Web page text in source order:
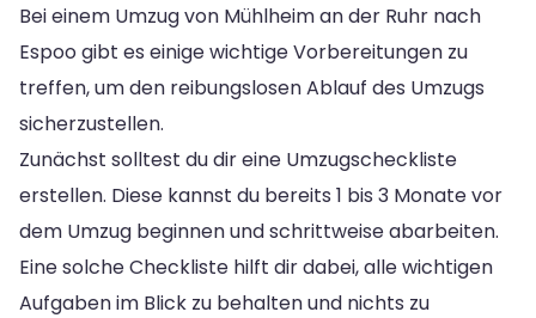
Bei einem Umzug von Mühlheim an der Ruhr nach
Espoo gibt es einige wichtige Vorbereitungen zu
treffen, um den reibungslosen Ablauf des Umzugs
sicherzustellen.
Zunächst solltest du dir eine Umzugscheckliste
erstellen. Diese kannst du bereits 1 bis 3 Monate vor
dem Umzug beginnen und schrittweise abarbeiten.
Eine solche Checkliste hilft dir dabei, alle wichtigen
Aufgaben im Blick zu behalten und nichts zu